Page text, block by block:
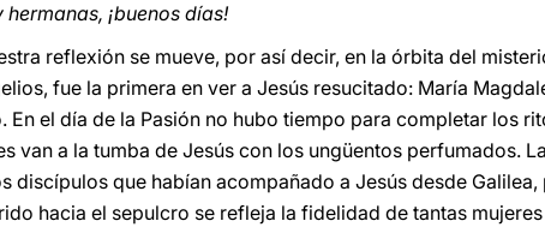
¡buenos días!
reflexión se mueve, por así decir, en la órbita del
fue la primera en ver a Jesús resucitado: María
En el día de la Pasión no hubo tiempo para completar los
van a la tumba de Jesús con los ungüentos perfumados.
discípulos que habían acompañado a Jesús desde
hacia el sepulcro se refleja la fidelidad de tantas